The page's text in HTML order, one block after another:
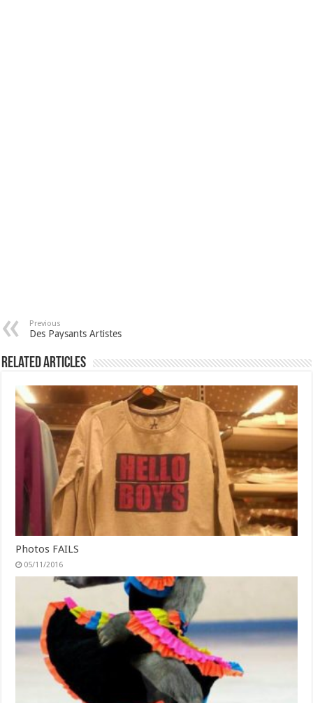
Previous
Des Paysants Artistes
Related Articles
Photos FAILS
05/11/2016